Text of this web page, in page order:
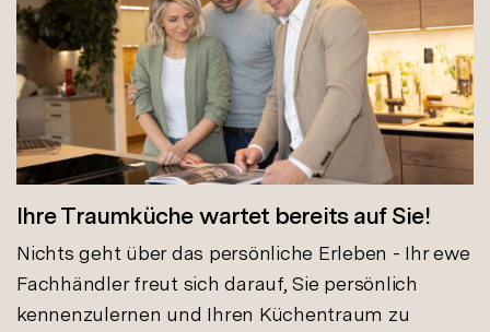
Ihre Traumküche wartet bereits auf Sie!
Nichts geht über das persönliche Erleben - Ihr ewe
Fachhändler freut sich darauf, Sie persönlich
kennenzulernen und Ihren Küchentraum zu